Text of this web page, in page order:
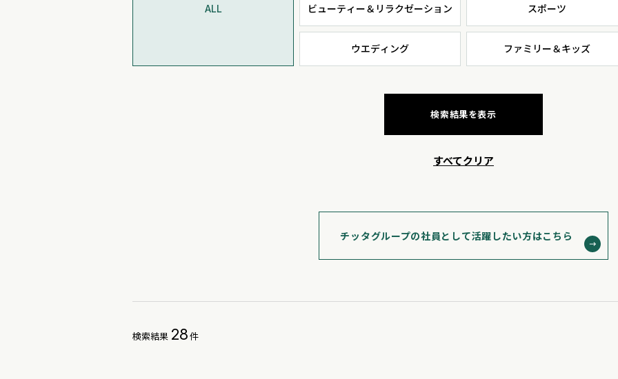
ALL ビューティー＆リラクゼーション スポーツ
ウエディング ファミリー＆キッズ
検索結果を表示
すべてクリア
チッタグループの社員として活躍したい方はこちら
検索結果 28件